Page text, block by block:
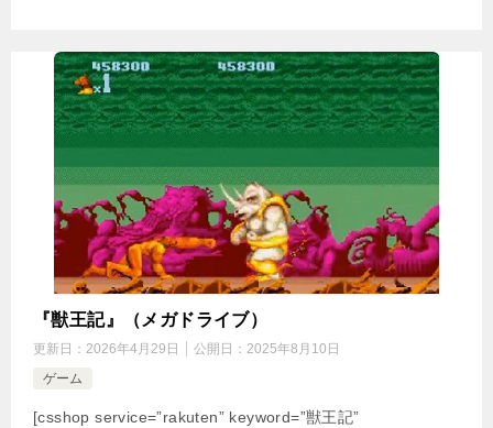
『獣王記』（メガドライブ）
更新日： 2026年4月29日 公開日： 2025年8月10日
ゲーム
[csshop service=”rakuten” keyword=”獣王記”